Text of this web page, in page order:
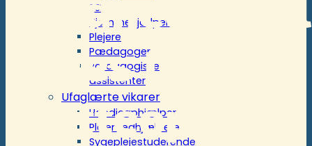
SSH
Hjemmehjælpere
Plejere
Pædagoger
Pædagogiske
assistenter
Ufaglærte vikarer
Handicaphjælper
Plejemedhjælpere
Sygeplejestuderende
søges til fast
støtteopgave